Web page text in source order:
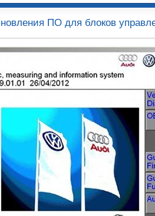
ПО для блоков